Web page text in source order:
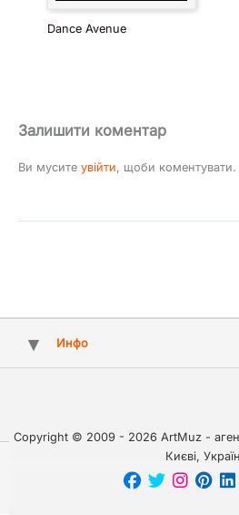
Dance Avenue
Залишити коментар
Ви мусите увійти, щоби коментувати.
Инфо
Copyright © 2009 - 2026 ArtMuz -
Києві,